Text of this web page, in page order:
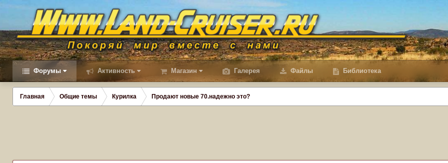
Форумы Активность Магазин Галерея Файлы Библиотека
Главная Общие темы Курилка Продают новые 70.надежно это?